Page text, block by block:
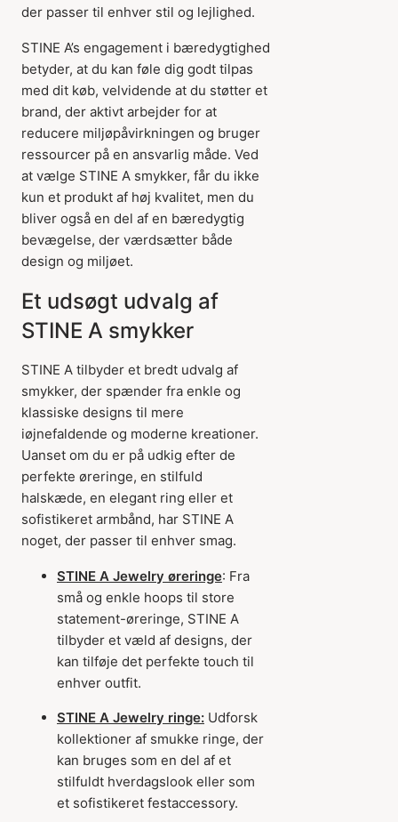
der passer til enhver stil og lejlighed.
STINE A’s engagement i bæredygtighed
betyder, at du kan føle dig godt tilpas
med dit køb, velvidende at du støtter et
brand, der aktivt arbejder for at
reducere miljøpåvirkningen og bruger
ressourcer på en ansvarlig måde. Ved
at vælge STINE A smykker, får du ikke
kun et produkt af høj kvalitet, men du
bliver også en del af en bæredygtig
bevægelse, der værdsætter både
design og miljøet.
Et udsøgt udvalg af
STINE A smykker
STINE A tilbyder et bredt udvalg af
smykker, der spænder fra enkle og
klassiske designs til mere
iøjnefaldende og moderne kreationer.
Uanset om du er på udkig efter de
perfekte øreringe, en stilfuld
halskæde, en elegant ring eller et
sofistikeret armbånd, har STINE A
noget, der passer til enhver smag.
STINE A Jewelry øreringe: Fra
små og enkle hoops til store
statement-øreringe, STINE A
tilbyder et væld af designs, der
kan tilføje det perfekte touch til
enhver outfit.
STINE A Jewelry ringe: Udforsk
kollektioner af smukke ringe, der
kan bruges som en del af et
stilfuldt hverdagslook eller som
et sofistikeret festaccessory.